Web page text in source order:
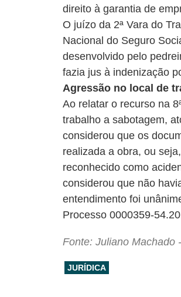
direito à garantia de
O juízo da 2ª Vara do
Nacional do Seguro
desenvolvido pelo
fazia jus à indenização
Agressão no local de
Ao relatar o recurso na
trabalho a sabotagem,
considerou que os
realizada a obra, ou
reconhecido como
considerou que não
entendimento foi
Processo 0000359-
Fonte: Juliano Machado
JURÍDICA